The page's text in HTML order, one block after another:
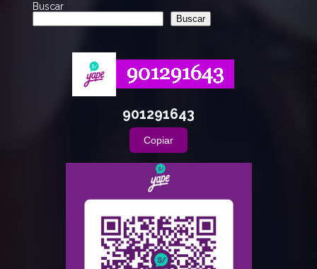
Buscar
Buscar
901291643
Copiar